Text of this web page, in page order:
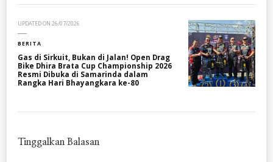
UPDATED ON 26/07/2026
BERITA
Gas di Sirkuit, Bukan di Jalan! Open Drag
Bike Dhira Brata Cup Championship 2026
Resmi Dibuka di Samarinda dalam
Rangka Hari Bhayangkara ke-80
Tinggalkan Balasan